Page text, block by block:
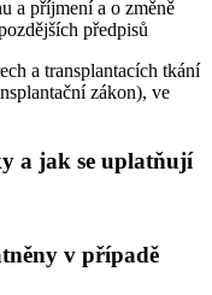
a příjmení a o změně
předpisů
a transplantacích tkání
zákon), ve
a jak se uplatňují
v případě